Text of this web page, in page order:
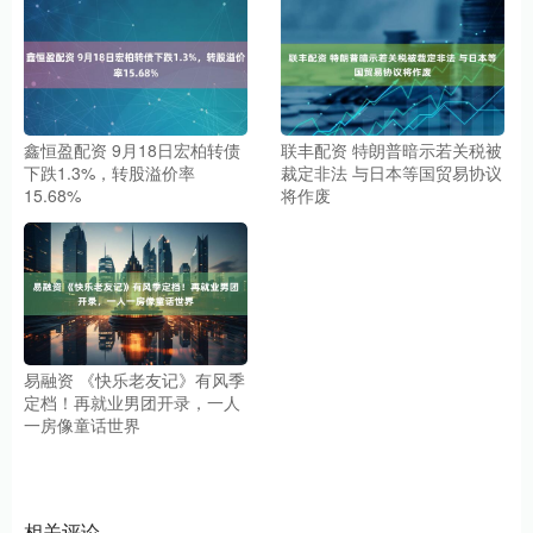
鑫恒盈配资 9月18日宏柏转债
下跌1.3%，转股溢价率
15.68%
联丰配资 特朗普暗示若关税被
裁定非法 与日本等国贸易协议
将作废
易融资 《快乐老友记》有风季
定档！再就业男团开录，一人
一房像童话世界